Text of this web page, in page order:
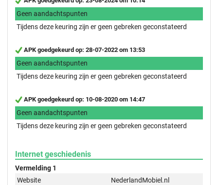
Geen aandachtspunten
Tijdens deze keuring zijn er geen gebreken geconstateerd
APK goedgekeurd op: 28-07-2022 om 13:53
Geen aandachtspunten
Tijdens deze keuring zijn er geen gebreken geconstateerd
APK goedgekeurd op: 10-08-2020 om 14:47
Geen aandachtspunten
Tijdens deze keuring zijn er geen gebreken geconstateerd
Internet geschiedenis
Vermelding 1
Website
NederlandMobiel.nl